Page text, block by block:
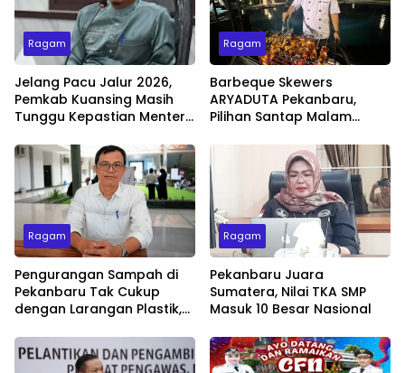
Ragam
Jelang Pacu Jalur 2026,
Pemkab Kuansing Masih
Tunggu Kepastian Menteri
Ragam
Barbeque Skewers
ARYADUTA Pekanbaru,
Pilihan Santap Malam
Ragam
Pengurangan Sampah di
Pekanbaru Tak Cukup
dengan Larangan Plastik,
Jadi Penentu
Ragam
Pekanbaru Juara
Sumatera, Nilai TKA SMP
Masuk 10 Besar Nasional